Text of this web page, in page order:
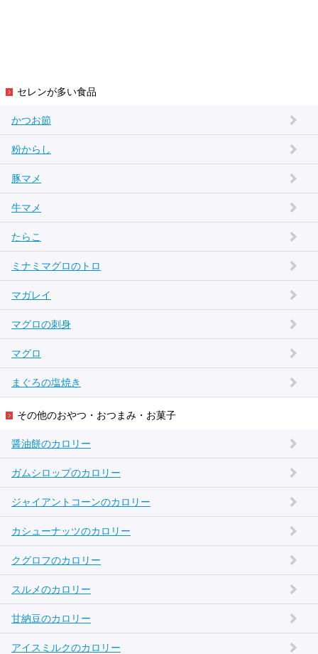
セレンが多い食品
かつお節
粉からし
豚マメ
牛マメ
たらこ
ミナミマグロのトロ
マガレイ
マグロの刺身
マグロ
まぐろの塩焼き
その他のおやつ・おつまみ・お菓子
醤油餅のカロリー
ガムシロップのカロリー
ジャイアントコーンのカロリー
カシューナッツのカロリー
クグロフのカロリー
スルメのカロリー
甘納豆のカロリー
アイスミルクのカロリー